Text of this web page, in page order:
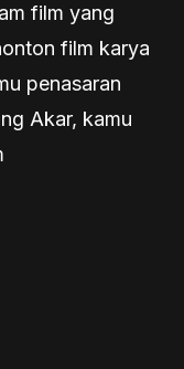
film yang
film karya
penasaran
Akar, kamu